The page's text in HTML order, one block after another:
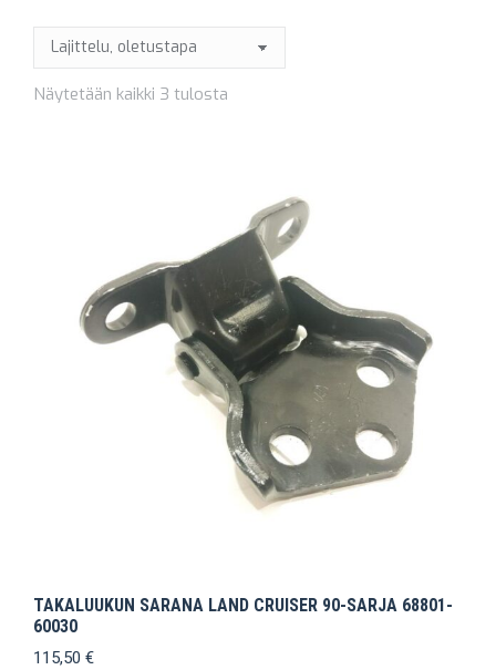
Näytetään kaikki 3 tulosta
TAKALUUKUN SARANA LAND CRUISER 90-SARJA 68801-
60030
115,50 €